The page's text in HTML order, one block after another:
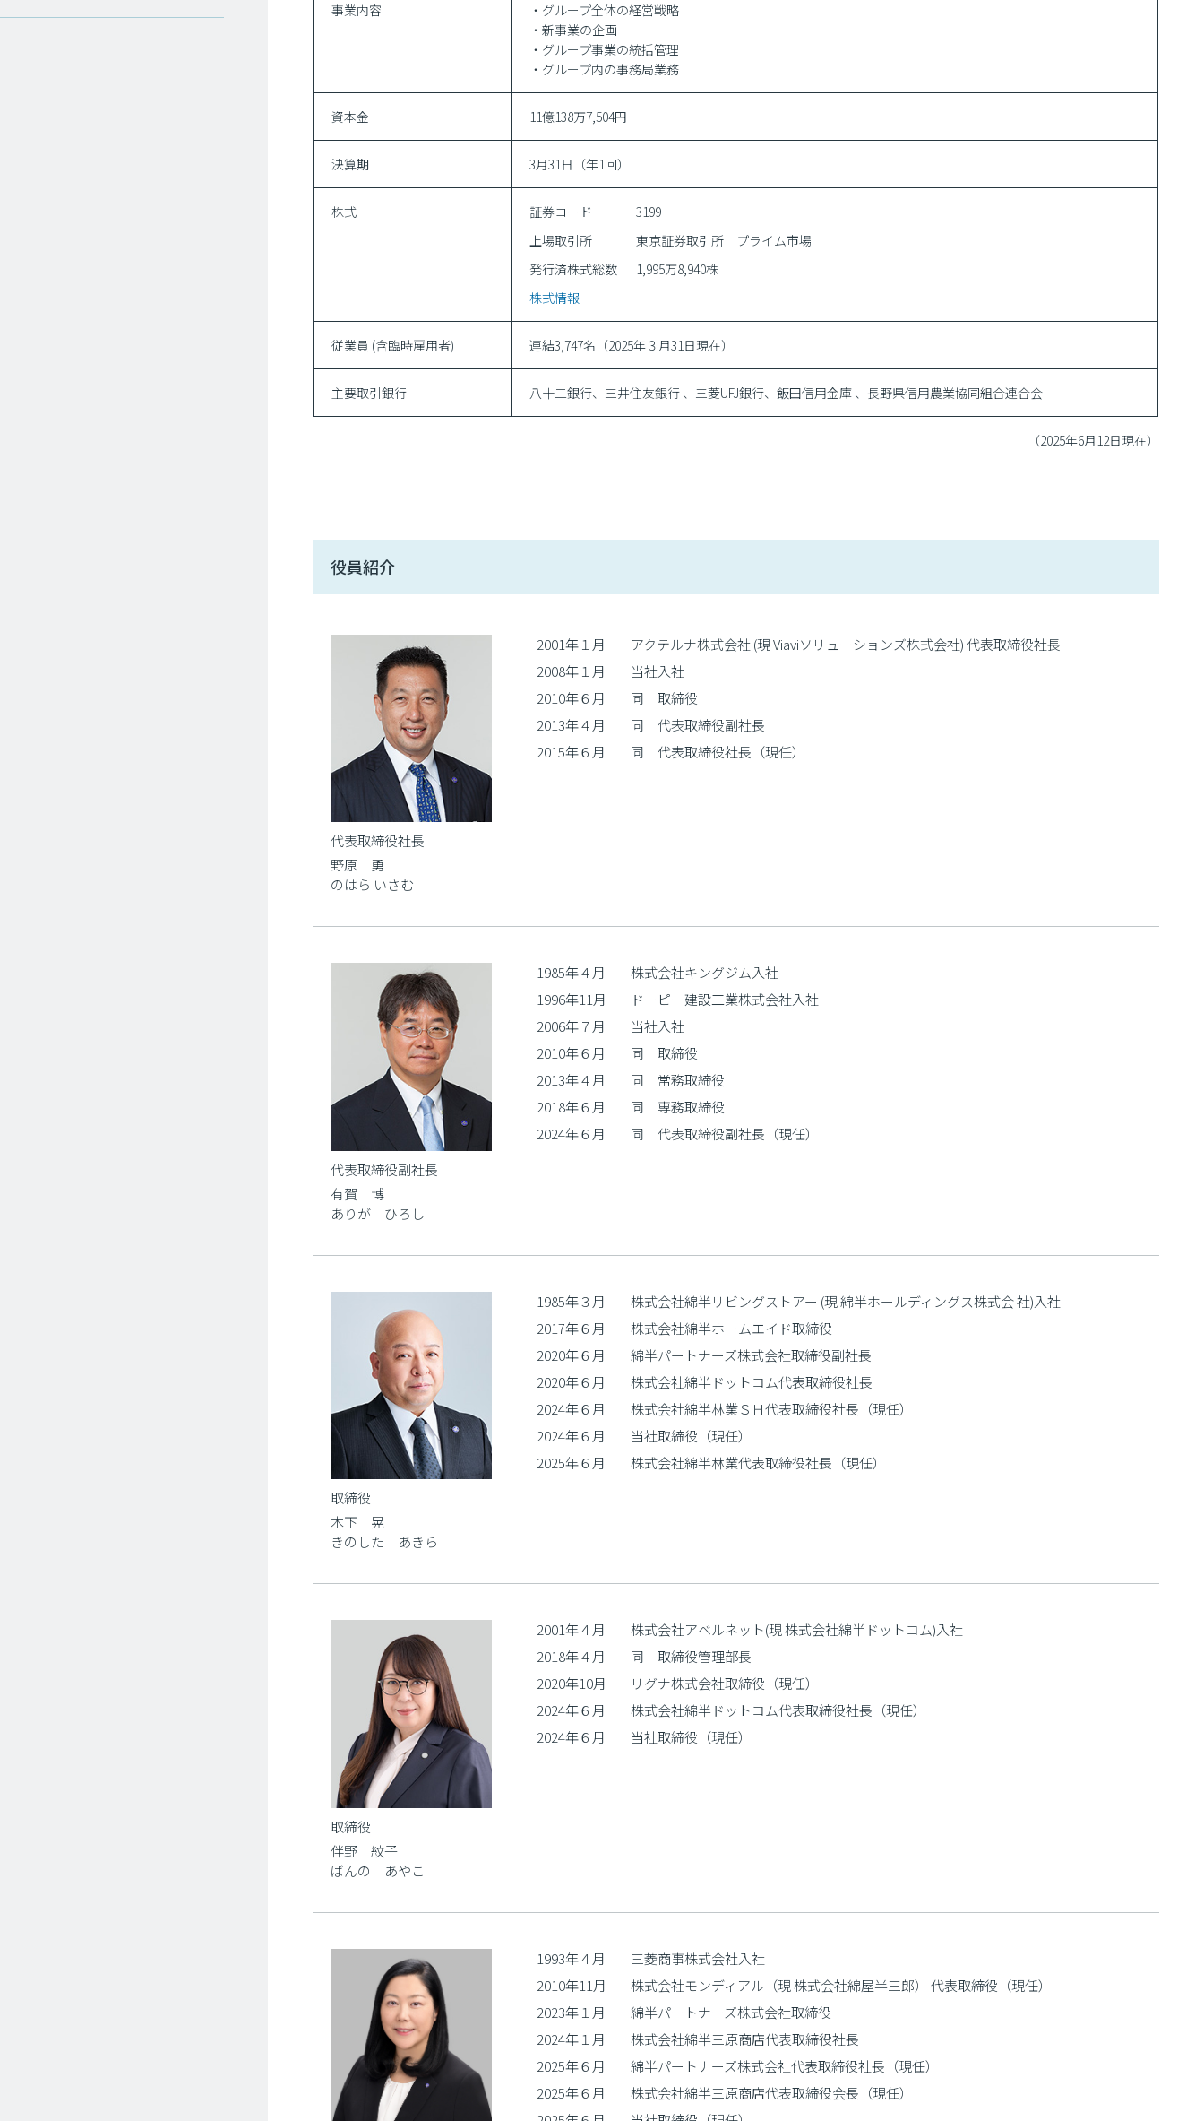
事業内容
・グループ全体の経営戦略
・新事業の企画
・グループ事業の統括管理
・グループ内の事務局業務
資本金 11億138万7,504円
決算期 3月31日（年1回）
株式 証券コード
3199
上場取引所
東京証券取引所 プライム市場
発行済株式総数
1,995万8,940株
株式情報
従業員 (含臨時雇用者) 連結3,747名（2025年３月31日現在）
主要取引銀行 八十二銀行、三井住友銀行 、三菱UFJ銀行、飯田信用金庫 、長野県信用農業協同組合連合会
（2025年6月12日現在）
役員紹介
代表取締役社長
野原 勇
のはら いさむ
2001年１月
アクテルナ株式会社 (現 Viaviソリューションズ株式会社) 代表取締役社長
2008年１月
当社入社
2010年６月
同 取締役
2013年４月
同 代表取締役副社長
2015年６月
同 代表取締役社長（現任）
代表取締役副社長
有賀 博
ありが ひろし
1985年４月
株式会社キングジム入社
1996年11月
ドーピー建設工業株式会社入社
2006年７月
当社入社
2010年６月
同 取締役
2013年４月
同 常務取締役
2018年６月
同 専務取締役
2024年６月
同 代表取締役副社長（現任）
取締役
木下 晃
きのした あきら
1985年３月
株式会社綿半リビングストアー (現 綿半ホールディングス株式会 社)入社
2017年６月
株式会社綿半ホームエイド取締役
2020年６月
綿半パートナーズ株式会社取締役副社長
2020年６月
株式会社綿半ドットコム代表取締役社長
2024年６月
株式会社綿半林業ＳＨ代表取締役社長（現任）
2024年６月
当社取締役（現任）
2025年６月
株式会社綿半林業代表取締役社長（現任）
取締役
伴野 紋子
ばんの あやこ
2001年４月
株式会社アベルネット(現 株式会社綿半ドットコム)入社
2018年４月
同 取締役管理部長
2020年10月
リグナ株式会社取締役（現任）
2024年６月
株式会社綿半ドットコム代表取締役社長（現任）
2024年６月
当社取締役（現任）
1993年４月
三菱商事株式会社入社
2010年11月
株式会社モンディアル（現 株式会社綿屋半三郎） 代表取締役（現任）
2023年１月
綿半パートナーズ株式会社取締役
2024年１月
株式会社綿半三原商店代表取締役社長
2025年６月
綿半パートナーズ株式会社代表取締役社長（現任）
2025年６月
株式会社綿半三原商店代表取締役会長（現任）